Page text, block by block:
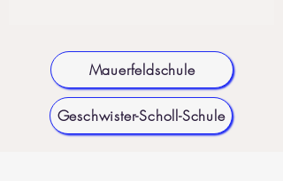
Mauerfeldschule
Geschwister-Scholl-Schule